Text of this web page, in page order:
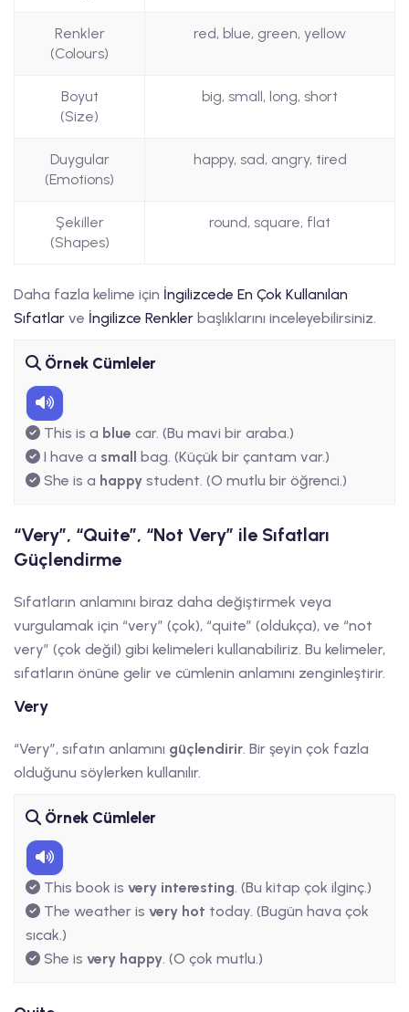
Renkler
(Colours)
red, blue, green, yellow
Boyut
(Size)
big, small, long, short
Duygular
(Emotions)
happy, sad, angry, tired
Şekiller
(Shapes)
round, square, flat
Daha fazla kelime için İngilizcede En Çok Kullanılan
Sıfatlar ve İngilizce Renkler başlıklarını inceleyebilirsiniz.
Örnek Cümleler
This is a blue car. (Bu mavi bir araba.)
I have a small bag. (Küçük bir çantam var.)
She is a happy student. (O mutlu bir öğrenci.)
“Very”, “Quite”, “Not Very” ile Sıfatları
Güçlendirme
Sıfatların anlamını biraz daha değiştirmek veya
vurgulamak için “very” (çok), “quite” (oldukça), ve “not
very” (çok değil) gibi kelimeleri kullanabiliriz. Bu kelimeler,
sıfatların önüne gelir ve cümlenin anlamını zenginleştirir.
Very
“Very”, sıfatın anlamını güçlendirir. Bir şeyin çok fazla
olduğunu söylerken kullanılır.
Örnek Cümleler
This book is very interesting. (Bu kitap çok ilginç.)
The weather is very hot today. (Bugün hava çok
sıcak.)
She is very happy. (O çok mutlu.)